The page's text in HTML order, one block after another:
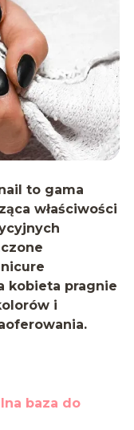
to gama
właściwości
kobieta pragnie
i
baza do